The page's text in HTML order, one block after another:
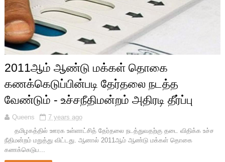
2011ஆம் ஆண்டு மக்கள் தொகை
கணக்கெடுப்பின்படி தேர்தலை நடத்த
வேண்டும் - உச்சநீதிமன்றம் அதிரடி தீர்ப்பு
Queens
7 years ago
தமிழகத்தில் ஊரக உள்ளாட்சித் தேர்தலை நடத்துவதற்கு தடை விதிக்க உச்ச
நீதிமன்றம் மறுத்து விட்டது. ஆனால் 2011ஆம் ஆண்டு மக்கள் தொகை
கணக்கெடுப...